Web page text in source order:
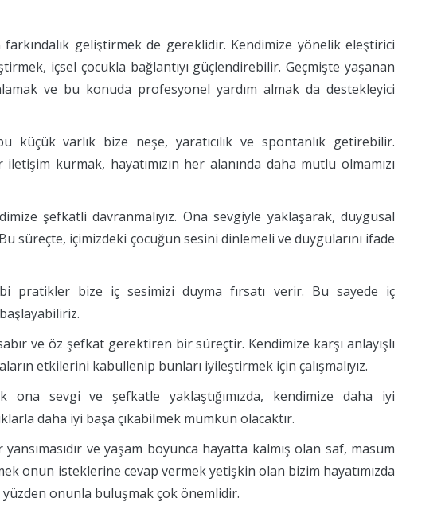
geliştirmek de gereklidir. Kendimize yönelik eleştirici
içsel çocukla bağlantıyı güçlendirebilir. Geçmişte yaşanan
ve bu konuda profesyonel yardım almak da destekleyici
küçük varlık bize neşe, yaratıcılık ve spontanlık getirebilir.
kurmak, hayatımızın her alanında daha mutlu olmamızı
şefkatli davranmalıyız. Ona sevgiyle yaklaşarak, duygusal
Bu süreçte, içimizdeki çocuğun sesini dinlemeli ve duygularını ifade
pratikler bize iç sesimizi duyma fırsatı verir. Bu sayede iç
ve öz şefkat gerektiren bir süreçtir. Kendimize karşı anlayışlı
etkilerini kabullenip bunları iyileştirmek için çalışmalıyız.
ona sevgi ve şefkatle yaklaştığımızda, kendimize daha iyi
daha iyi başa çıkabilmek mümkün olacaktır.
ve yaşam boyunca hayatta kalmış olan saf, masum
onun isteklerine cevap vermek yetişkin olan bizim hayatımızda
onunla buluşmak çok önemlidir.